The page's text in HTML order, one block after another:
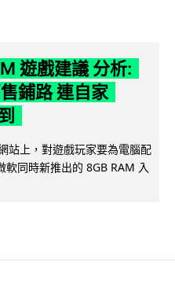
遊戲建議 分析:
鋪路 連自家
站上，對遊戲玩家要為電腦配
同時新推出的 8GB RAM 入